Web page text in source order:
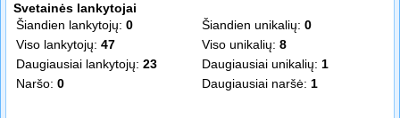
Svetainės lankytojai
Šiandien lankytojų: 0 Šiandien unikalių: 0
Viso lankytojų: 47 Viso unikalių: 8
Daugiausiai lankytojų: 23 Daugiausiai unikalių: 1
Naršo: 0 Daugiausiai naršė: 1